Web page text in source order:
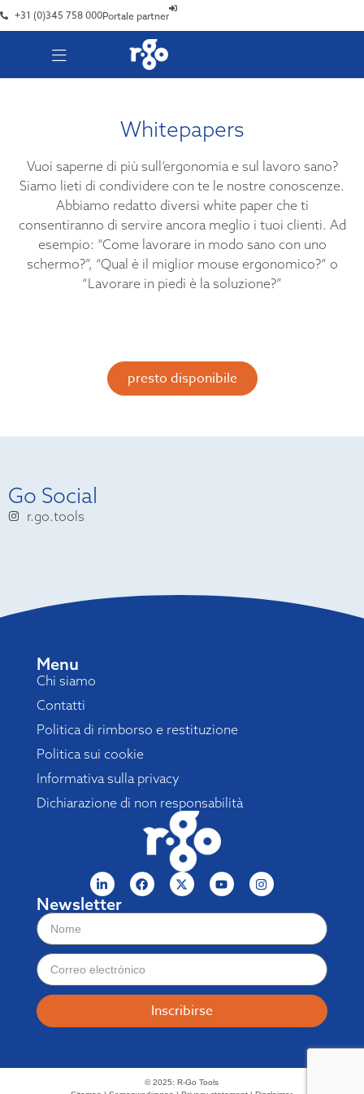
+31 (0)345 758 000Portale partner
Whitepapers
Vuoi saperne di più sull’ergonomia e sul lavoro sano?
Siamo lieti di condividere con te le nostre conoscenze.
Abbiamo redatto diversi white paper che ti
consentiranno di servire ancora meglio i tuoi clienti. Ad
esempio: “Come lavorare in modo sano con uno
schermo?”, “Qual è il miglior mouse ergonomico?” o
“Lavorare in piedi è la soluzione?”
presto disponibile
Go Social
r.go.tools
Menu
Chi siamo
Contatti
Politica di rimborso e restituzione
Politica sui cookie
Informativa sulla privacy
Dichiarazione di non responsabilità
Newsletter
Inscribirse
© 2025: R-Go Tools